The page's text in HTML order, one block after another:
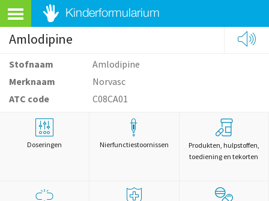
Amlodipine
Stofnaam
Amlodipine
Merknaam
Norvasc
ATC code
C08CA01
Doseringen Nierfunctiestoornissen
Produkten, hulpstoffen,
toediening en tekorten